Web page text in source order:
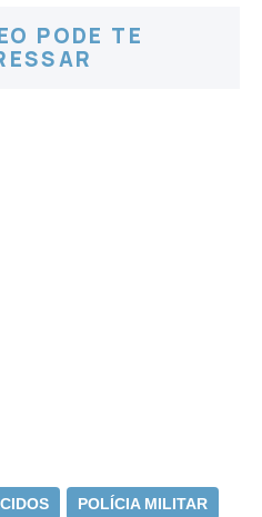
PODE TE
POLÍCIA MILITAR